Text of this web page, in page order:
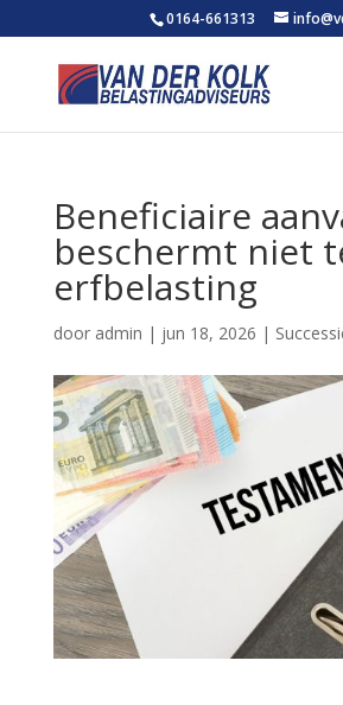
0164-661313
Beneficiaire
beschermt niet
erfbelasting
door admin | jun 18, 2026 |